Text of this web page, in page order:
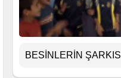
BESİNLERİN ŞARKISI